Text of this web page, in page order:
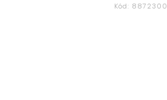
Kód: 8872300